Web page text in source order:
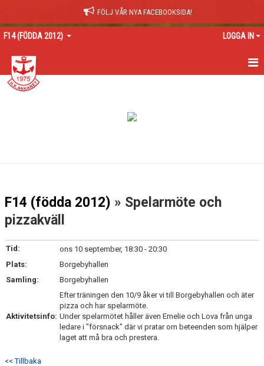
FÖLJ VÅR NYA FACEBOOKSIDA!
F14 (FÖDDA 2012) LOGGA IN
HEM
BILDGALLERI
DOKUMENT
KONTAKT
F14 (födda 2012) » Spelarmöte och
pizzakväll
Tid:
ons 10 september, 18:30 - 20:30
Plats:
Borgebyhallen
Samling:
Borgebyhallen
Aktivitetsinfo:
Efter träningen den 10/9 åker vi till Borgebyhallen och äter
pizza och har spelarmöte.
Under spelarmötet håller även Emelie och Lova från unga
ledare i "försnack" där vi pratar om beteenden som hjälper
laget att må bra och prestera.
<< Tillbaka